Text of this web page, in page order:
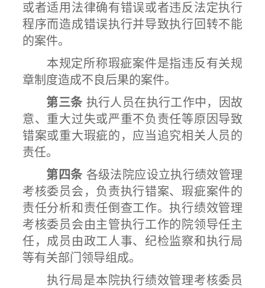
或者适用法律确有错误或者违反法定执行
程序而造成错误执行并导致执行回转不能
的案件。
本规定所称瑕疵案件是指违反有关规
章制度造成不良后果的案件。
第三条 执行人员在执行工作中，因故
意、重大过失或严重不负责任等原因导致
错案或重大瑕疵的，应当追究相关人员的
责任。
第四条 各级法院应设立执行绩效管理
考核委员会，负责执行错案、瑕疵案件的
责任分析和责任倒查工作。执行绩效管理
考核委员会由主管执行工作的院领导任主
任，成员由政工人事、纪检监察和执行局
等有关部门领导组成。
执行局是本院执行绩效管理考核委员